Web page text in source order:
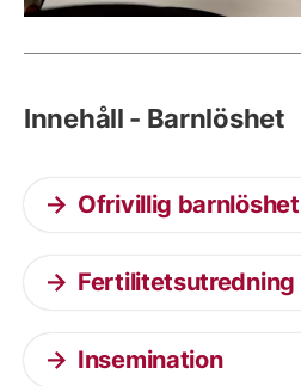
Innehåll - Barnlöshet
Ofrivillig barnlöshet
Fertilitetsutredning
Insemination